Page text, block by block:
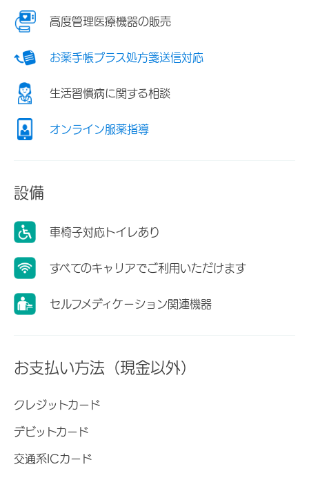
高度管理医療機器の販売
お薬手帳プラス処方箋送信対応
生活習慣病に関する相談
オンライン服薬指導
設備
車椅子対応トイレあり
すべてのキャリアでご利用いただけます
セルフメディケーション関連機器
お支払い方法（現金以外）
クレジットカード
デビットカード
交通系ICカード